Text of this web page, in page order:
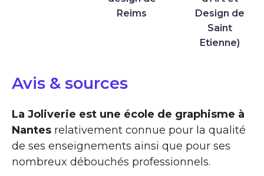
Reims
Design de
Saint
Etienne)
Avis & sources
La Joliverie est une école de graphisme à
Nantes relativement connue pour la qualité
de ses enseignements ainsi que pour ses
nombreux débouchés professionnels.